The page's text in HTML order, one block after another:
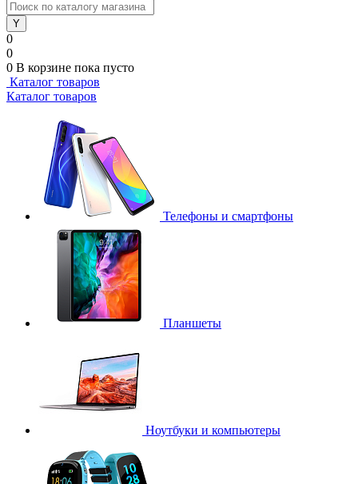
0
0
0 В корзине пока пусто
Каталог товаров
Каталог товаров
Телефоны и смартфоны
Планшеты
Ноутбуки и компьютеры